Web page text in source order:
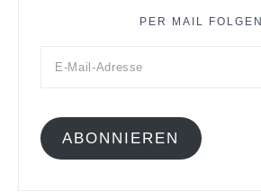
PER MAIL FOLGEN
ABONNIEREN